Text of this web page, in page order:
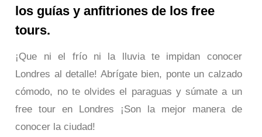
los guías y anfitriones de los free
tours.
¡Que ni el frío ni la lluvia te impidan conocer
Londres al detalle! Abrígate bien, ponte un calzado
cómodo, no te olvides el paraguas y súmate a un
free tour en Londres ¡Son la mejor manera de
conocer la ciudad!